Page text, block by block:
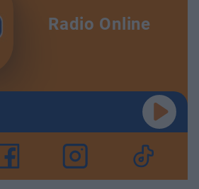
Radio Online